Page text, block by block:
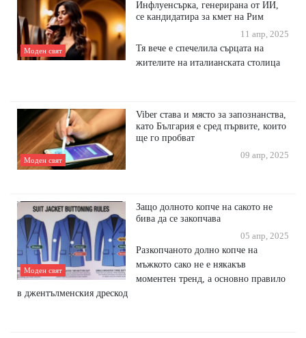
Моден свят
Инфлуенсърка, генерирана от ИИ,
се кандидатира за кмет на Рим
11 апр, 2025
Тя вече е спечелила сърцата на
жителите на италианската столица
Моден свят
Viber става и място за запознанства,
като България е сред първите, които
ще го пробват
09 апр, 2025
Моден свят
Защо долното копче на сакото не
бива да се закопчава
05 апр, 2025
Разкопчаното долно копче на
мъжкото сако не е някакъв
моментен тренд, а основно правило
в джентълменския дрескод